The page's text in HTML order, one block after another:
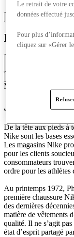
Nike
Mode
Just Do It
De la tête aux pieds à
Nike sont les bases
Les magasins Nike
pour les clients
consommateurs
ordre pour les athlètes
Au printemps 1972,
première chaussure
des dernières
matière de vêtements
qualité. Il ne s’agit
état d’esprit partagé
Le retrait de votre
données effectué
Pour plus
cliquez sur «Gérer